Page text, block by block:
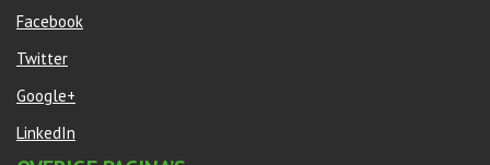
Facebook
Twitter
Google+
LinkedIn